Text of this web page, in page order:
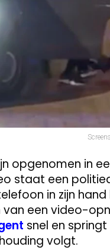
opgenomen in
staat een
in zijn
een video-
snel en
volgt.